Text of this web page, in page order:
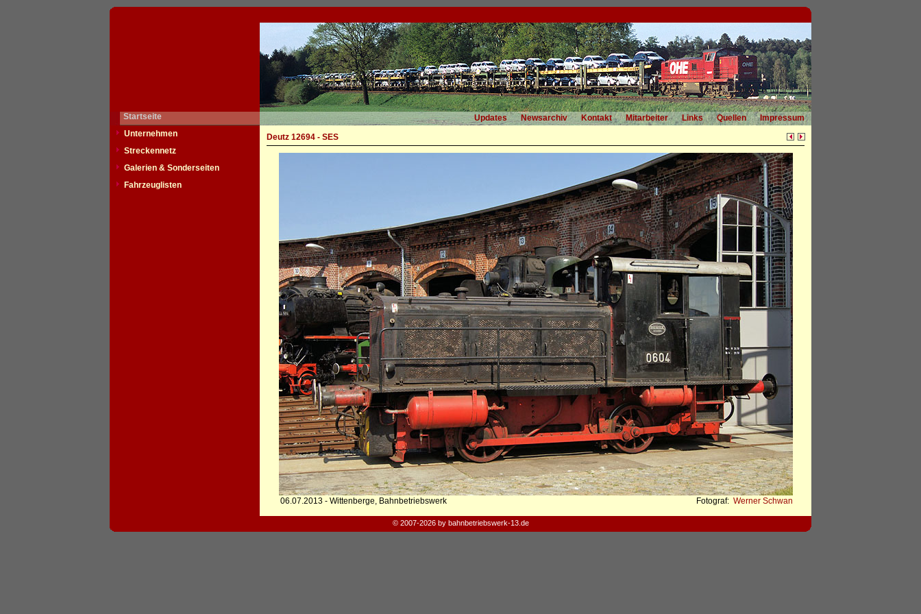
Startseite Updates Newsarchiv Kontakt Mitarbeiter Links Quellen
Impressum
Unternehmen
Streckennetz
Galerien & Sonderseiten
Fahrzeuglisten
Deutz 12694 - SES
06.07.2013 - Wittenberge, Bahnbetriebswerk Fotograf: Werner Schwan
© 2007-2026 by bahnbetriebswerk-13.de